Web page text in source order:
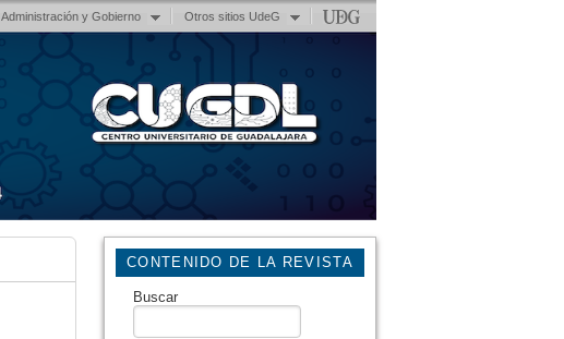
Administración y Gobierno Otros sitios UdeG
CONTENIDO DE LA REVISTA
Buscar